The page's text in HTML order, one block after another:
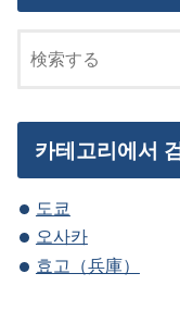
카테고리에서
도쿄
오사카
효고（兵庫）